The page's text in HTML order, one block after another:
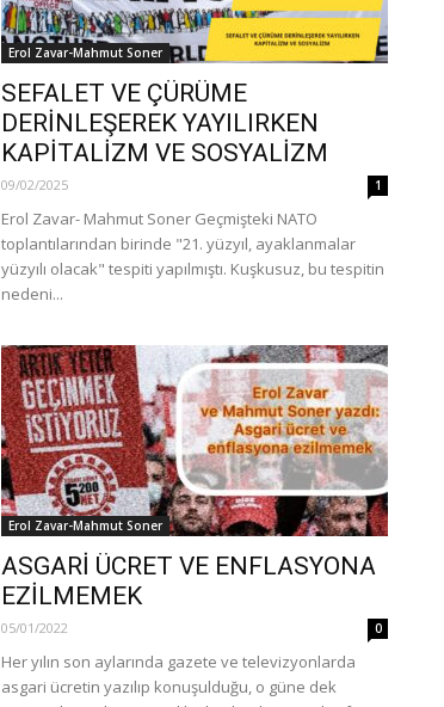
Erol Zavar-Mahmut Soner
SEFALET VE ÇÜRÜME
DERİNLEŞEREK YAYILIRKEN
KAPİTALİZM VE SOSYALİZM
09/02/2025 1
Erol Zavar- Mahmut Soner Geçmişteki NATO
toplantılarından birinde "21. yüzyıl, ayaklanmalar
yüzyılı olacak" tespiti yapılmıştı. Kuşkusuz, bu tespitin
nedeni...
Erol Zavar-Mahmut Soner
ASGARİ ÜCRET VE ENFLASYONA
EZİLMEMEK
05/01/2022 0
Her yılın son aylarında gazete ve televizyonlarda
asgari ücretin yazılıp konuşulduğu, o güne dek